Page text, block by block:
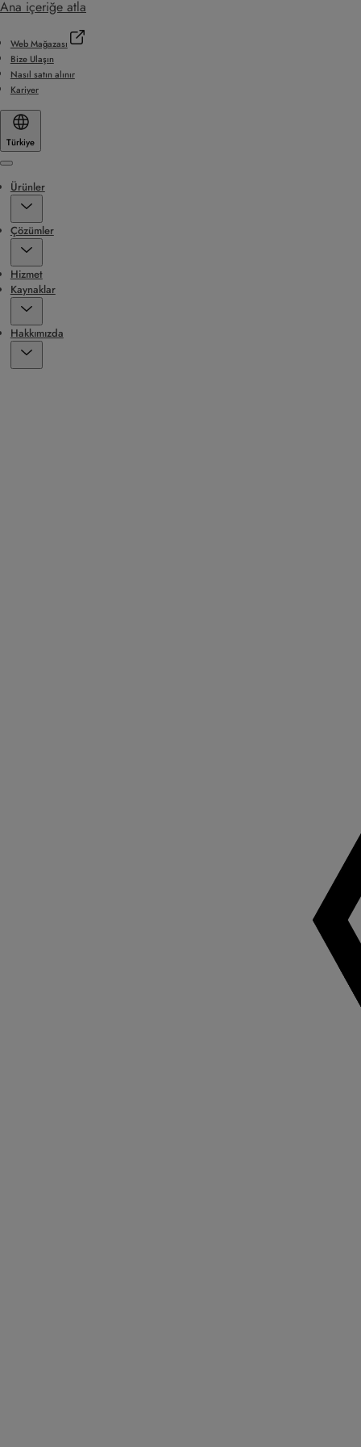
Ana içeriğe atla
Web Mağazası
Bize Ulaşın
Nasıl satın alınır
Kariyer
Türkiye
Menu
Ürünler
Çözümler
Hizmet
Kaynaklar
Hakkımızda